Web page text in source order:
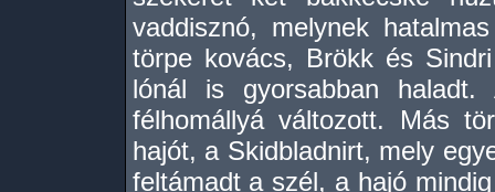
vaddisznó, melynek
törpe kovács, Brökk és
lónál is gyorsabban
félhomállyá változott. Más
hajót, a Skidbladnirt, mely
feltámadt a szél, a hajó